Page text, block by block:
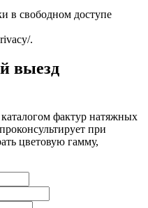
в свободном доступе
.
выезд
фактур натяжных
при
цветовую гамму,